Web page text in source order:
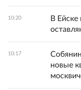
10:20
В
10:17
новые